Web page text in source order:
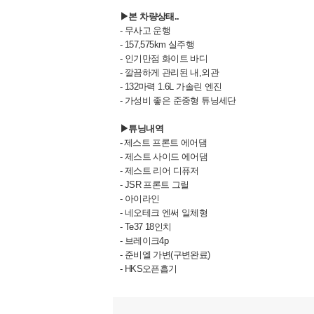
▶본 차량상태..
- 무사고 운행
- 157,575km 실주행
- 인기만점 화이트 바디
- 깔끔하게 관리된 내,외관
- 132마력 1.6L 가솔린 엔진
- 가성비 좋은 준중형 튜닝세단
▶튜닝내역
-제스트 프론트 에어댐
- 제스트 사이드 에어댐
- 제스트 리어 디퓨저
- JSR 프론트 그릴
- 아이라인
- 네오테크 엔써 일체형
- Te37 18인치
- 브레이크4p
- 준비엘 가변(구변완료)
- HKS오픈흡기